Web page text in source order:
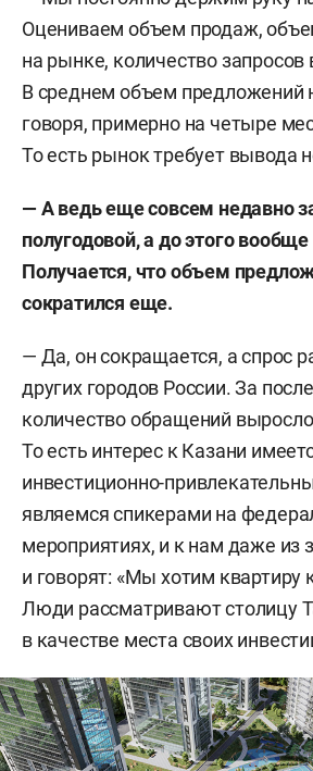
Оцениваем объем продаж,
на рынке, количество запросов
В среднем объем предложений
говоря, примерно на четыре
То есть рынок требует вывода
— А ведь еще совсем недавно
полугодовой, а до этого вообще
Получается, что объем
сократился еще.
— Да, он сокращается, а спрос
других городов России. За
количество обращений
То есть интерес к Казани
инвестиционно-
являемся спикерами на
мероприятиях, и к нам даже из
и говорят: «Мы хотим квартиру
Люди рассматривают столицу
в качестве места своих